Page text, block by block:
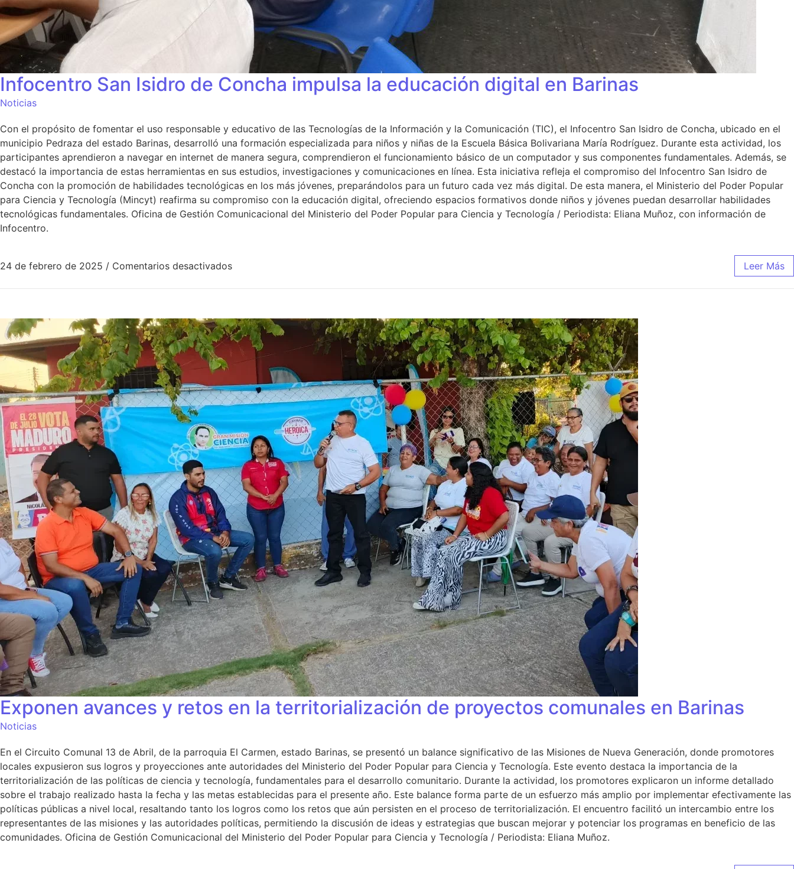
Infocentro San Isidro de Concha impulsa la educación digital en Barinas
Noticias
Con el propósito de fomentar el uso responsable y educativo de las Tecnologías de la Información y la Comunicación (TIC), el Infocentro San Isidro de Concha, ubicado en el
municipio Pedraza del estado Barinas, desarrolló una formación especializada para niños y niñas de la Escuela Básica Bolivariana María Rodríguez. Durante esta actividad, los
participantes aprendieron a navegar en internet de manera segura, comprendieron el funcionamiento básico de un computador y sus componentes fundamentales. Además, se
destacó la importancia de estas herramientas en sus estudios, investigaciones y comunicaciones en línea. Esta iniciativa refleja el compromiso del Infocentro San Isidro de
Concha con la promoción de habilidades tecnológicas en los más jóvenes, preparándolos para un futuro cada vez más digital. De esta manera, el Ministerio del Poder Popular
para Ciencia y Tecnología (Mincyt) reafirma su compromiso con la educación digital, ofreciendo espacios formativos donde niños y jóvenes puedan desarrollar habilidades
tecnológicas fundamentales. Oficina de Gestión Comunicacional del Ministerio del Poder Popular para Ciencia y Tecnología / Periodista: Eliana Muñoz, con información de
Infocentro.
24 de febrero de 2025 / Comentarios desactivados Leer Más
Exponen avances y retos en la territorialización de proyectos comunales en Barinas
Noticias
En el Circuito Comunal 13 de Abril, de la parroquia El Carmen, estado Barinas, se presentó un balance significativo de las Misiones de Nueva Generación, donde promotores
locales expusieron sus logros y proyecciones ante autoridades del Ministerio del Poder Popular para Ciencia y Tecnología. Este evento destaca la importancia de la
territorialización de las políticas de ciencia y tecnología, fundamentales para el desarrollo comunitario. Durante la actividad, los promotores explicaron un informe detallado
sobre el trabajo realizado hasta la fecha y las metas establecidas para el presente año. Este balance forma parte de un esfuerzo más amplio por implementar efectivamente las
políticas públicas a nivel local, resaltando tanto los logros como los retos que aún persisten en el proceso de territorialización. El encuentro facilitó un intercambio entre los
representantes de las misiones y las autoridades políticas, permitiendo la discusión de ideas y estrategias que buscan mejorar y potenciar los programas en beneficio de las
comunidades. Oficina de Gestión Comunicacional del Ministerio del Poder Popular para Ciencia y Tecnología / Periodista: Eliana Muñoz.